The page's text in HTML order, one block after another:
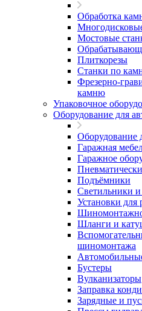
Обработка
Мостовые
Плиткорезы
Станки по
Фрезерно-
камню
Упаковочное
Оборудование для
Оборудование
Гаражная
Гаражное
Подъёмники
Светильники
Установки для
Шланги и
шиномонтажа
Бустеры
Вулканизаторы
Заправка
Зарядные и